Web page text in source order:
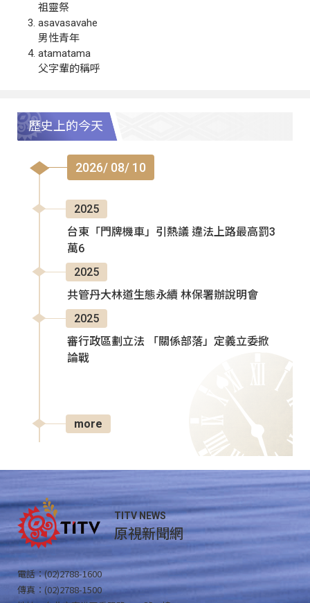
祖靈祭
asavasavahe
男性青年
atamatama
父字輩的稱呼
歷史上的今天
2026/ 08/ 10
2025
台東「門牌機車」引熱議 違法上路最高罰3
萬6
2025
共管丹大林道生態永續 林保署辦說明會
2025
審行政區劃立法 「關係部落」定義立委掀
論戰
more
TITV NEWS
原視新聞網
電話：(02)2788-1600
傳真：(02)2788-1500